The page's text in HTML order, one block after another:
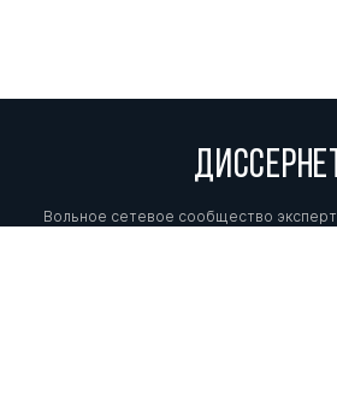
ДИССЕРНЕТ
Вольное сетевое сообщество